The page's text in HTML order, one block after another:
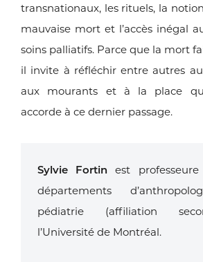
transnationaux, les rituels, la
mauvaise mort et l’accès inégal
soins palliatifs. Parce que la mort
il invite à réfléchir entre autres
aux mourants et à la place
accorde à ce dernier passage.
Sylvie Fortin est
départements
pédiatrie (affiliation
l’Université de Montréal.